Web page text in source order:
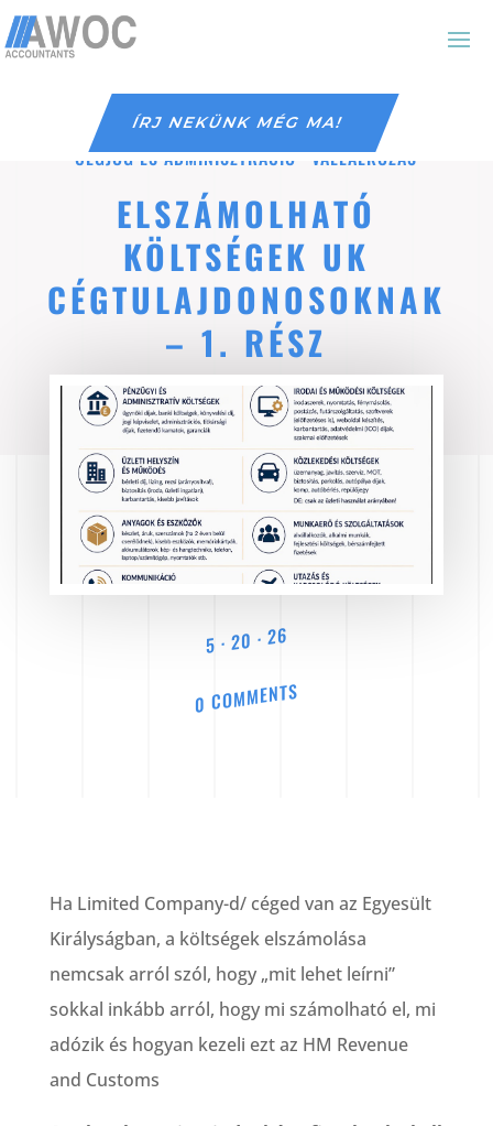
ÍRJ NEKÜNK MÉG MA!
CÉGJOG ÉS ADMINISZTRÁCIÓ·VÁLLALKOZÁS
ELSZÁMOLHATÓ
KÖLTSÉGEK UK
CÉGTULAJDONOSOKNAK
– 1. RÉSZ
5 · 20 · 26
0 COMMENTS
Ha Limited Company-d/ céged van az Egyesült
Királyságban, a költségek elszámolása
nemcsak arról szól, hogy „mit lehet leírni”
sokkal inkább arról, hogy mi számolható el, mi
adózik és hogyan kezeli ezt az HM Revenue
and Customs